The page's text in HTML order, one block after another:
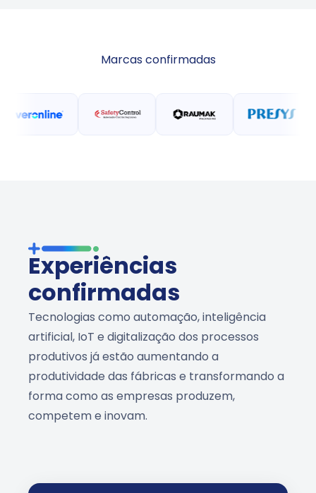
Marcas confirmadas
Experiências
confirmadas
Tecnologias como automação, inteligência
artificial, IoT e digitalização dos processos
produtivos já estão aumentando a
produtividade das fábricas e transformando a
forma como as empresas produzem,
competem e inovam.